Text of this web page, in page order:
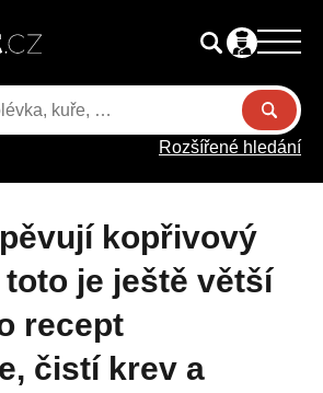
Rozšířené hledání
je ještě větší
recept
čistí krev a